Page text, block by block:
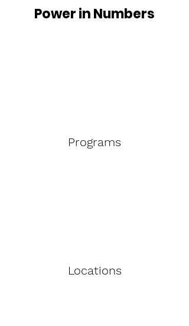
Power in Numbers
Programs
Locations